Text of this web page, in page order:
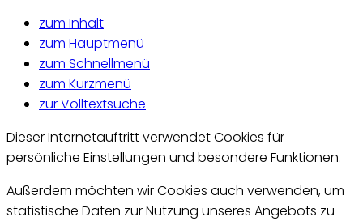
zum Inhalt
zum Hauptmenü
zum Schnellmenü
zum Kurzmenü
zur Volltextsuche
Dieser Internetauftritt verwendet Cookies für
persönliche Einstellungen und besondere Funktionen.
Außerdem möchten wir Cookies auch verwenden, um
statistische Daten zur Nutzung unseres Angebots zu